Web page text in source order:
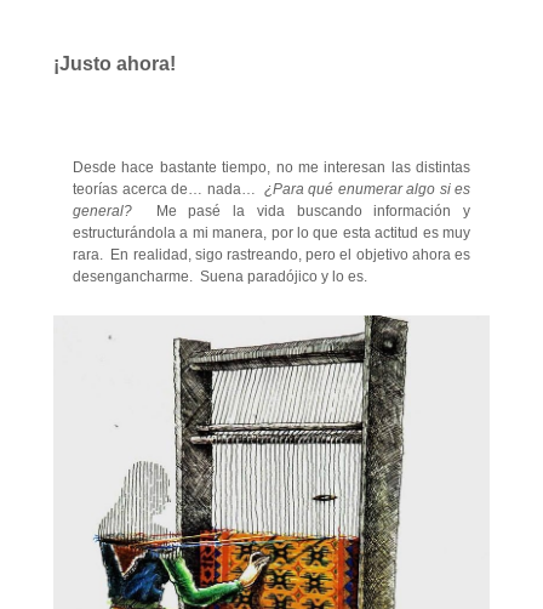
¡Justo ahora!
Desde hace bastante tiempo, no me interesan las distintas
teorías acerca de… nada… ¿Para qué enumerar algo si es
general?
Me pasé la vida buscando información y
estructurándola a mi manera, por lo que esta actitud es muy
rara. En realidad, sigo rastreando, pero el objetivo ahora es
desengancharme. Suena paradójico y lo es.